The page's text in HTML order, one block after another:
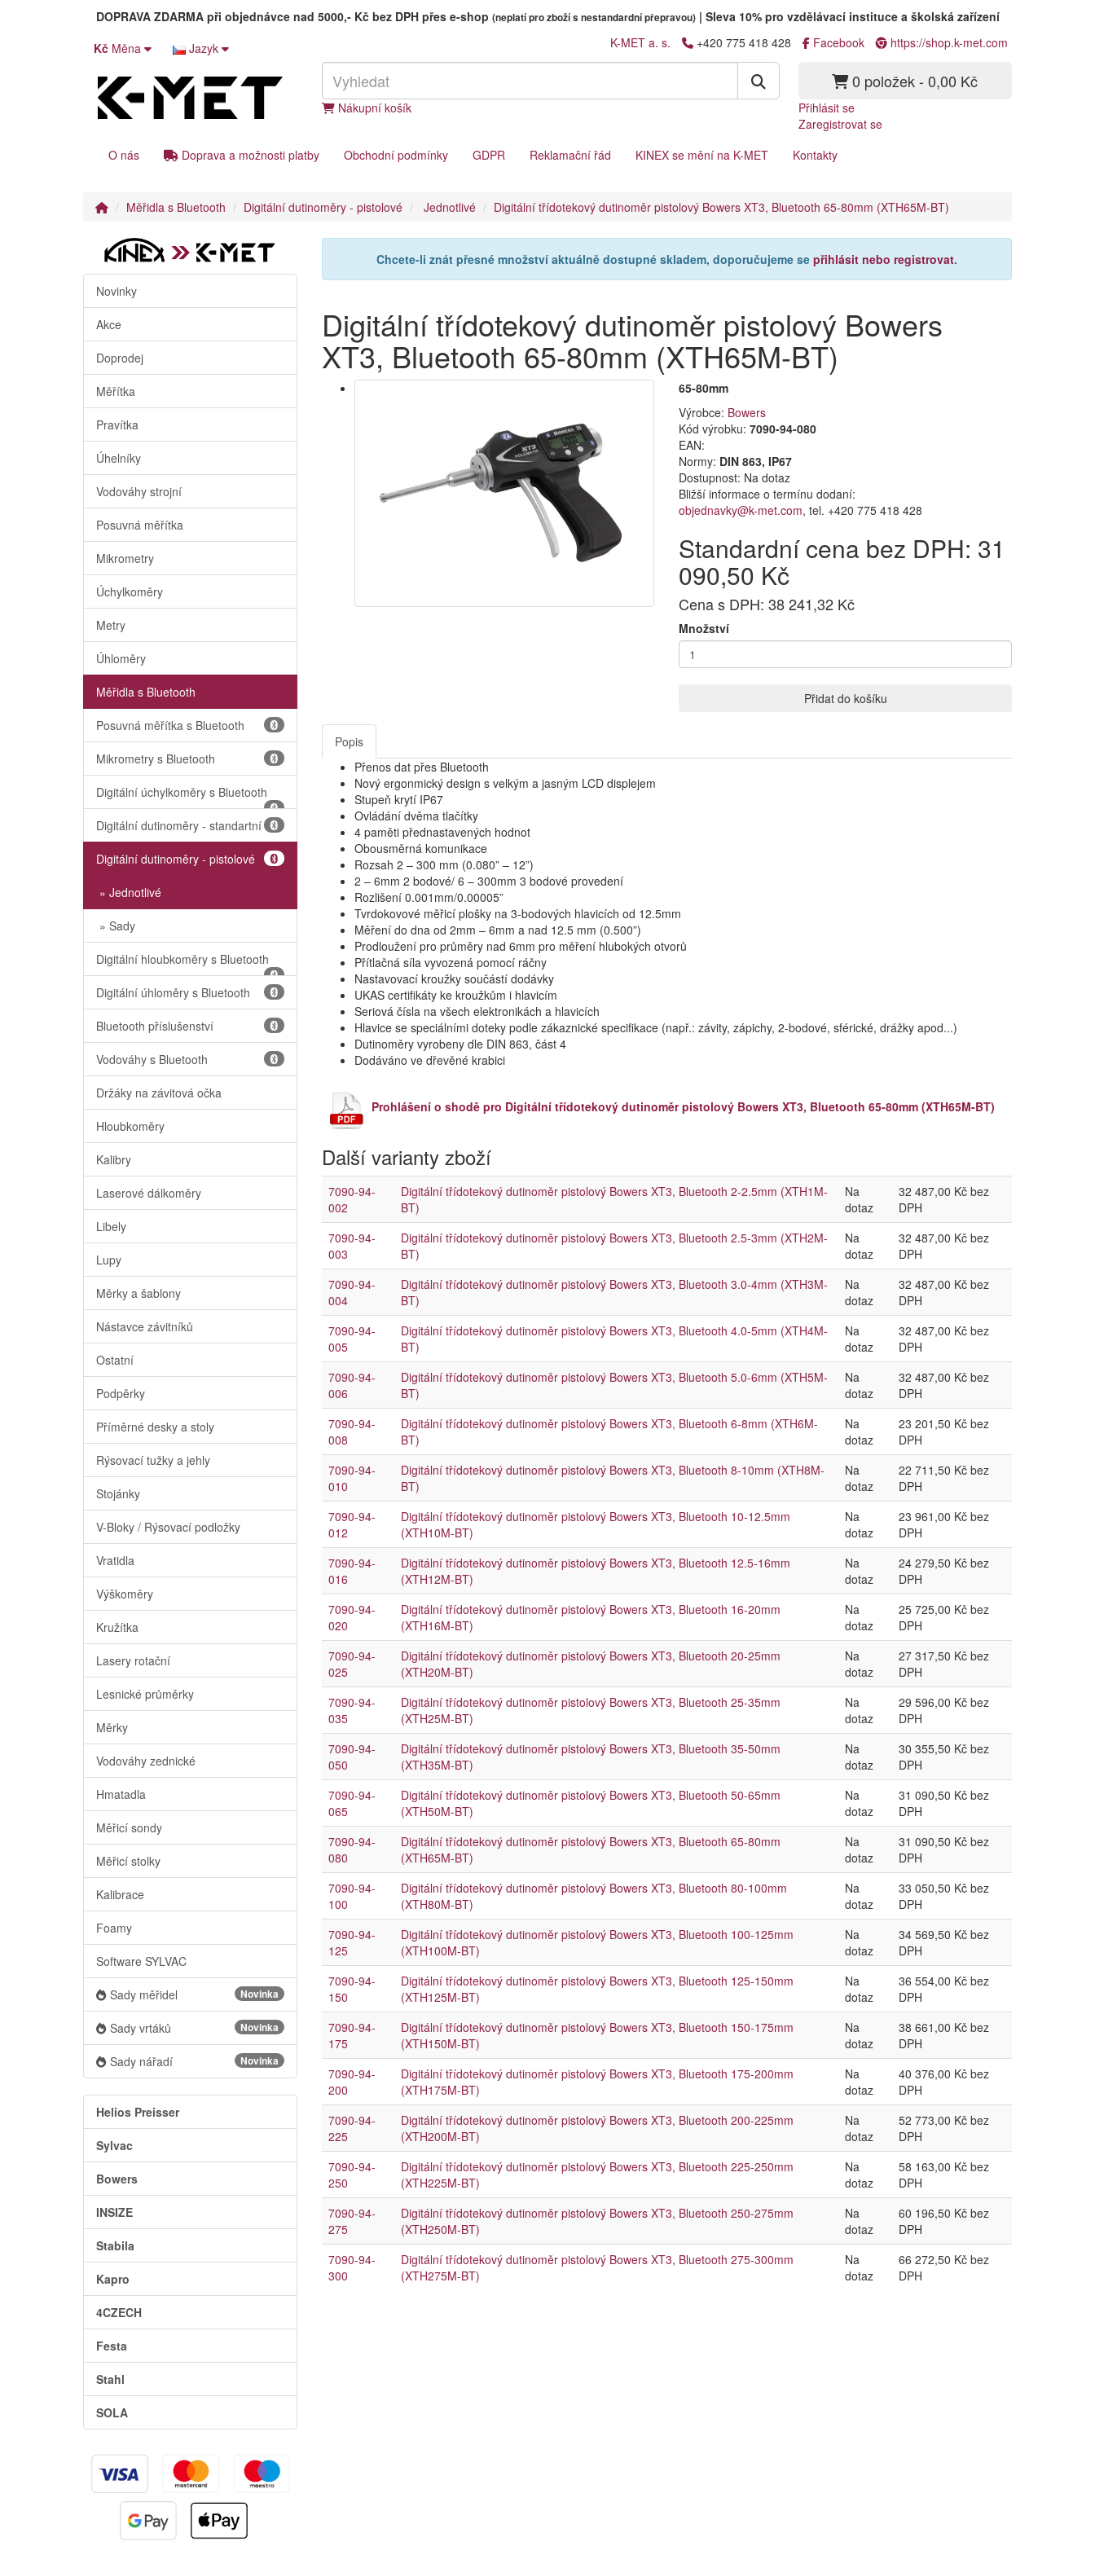
DOPRAVA ZDARMApři objednávce nad 5000,- Kč bez DPH přes e-shop (neplatí pro zboží s nestandardní přepravou)| Sleva 10% pro vzdělávací instituce a školská zařízení
Kč Měna Jazyk K-MET a. s. +420 775 418 428 Facebook https://shop.k-met.com
0 položek - 0,00 Kč
Nákupní košík
Přihlásit se
Zaregistrovat se
O nás
Doprava a možnosti platby Obchodní podmínky GDPR Reklamační řád KINEX se mění na K-MET Kontakty
Měřidla s Bluetooth Digitální dutinoměry - pistolové Jednotlivé Digitální třídotekový dutinoměr pistolový Bowers XT3, Bluetooth 65-80mm (XTH65M-BT)
Novinky
Akce
Doprodej
Měřítka
Pravítka
Úhelníky
Vodováhy strojní
Posuvná měřítka
Mikrometry
Úchylkoměry
Metry
Úhloměry
Měřidla s Bluetooth
Posuvná měřítka s Bluetooth
Mikrometry s Bluetooth
Digitální úchylkoměry s Bluetooth
Digitální dutinoměry - standartní
Digitální dutinoměry - pistolové
» Jednotlivé
» Sady
Digitální hloubkoměry s Bluetooth
Digitální úhloměry s Bluetooth
Bluetooth příslušenství
Vodováhy s Bluetooth
Držáky na závitová očka
Hloubkoměry
Kalibry
Laserové dálkoměry
Libely
Lupy
Měrky a šablony
Nástavce závitníků
Ostatní
Podpěrky
Příměrné desky a stoly
Rýsovací tužky a jehly
Stojánky
V-Bloky / Rýsovací podložky
Vratidla
Výškoměry
Kružítka
Lasery rotační
Lesnické průměrky
Měrky
Vodováhy zednické
Hmatadla
Měřicí sondy
Měřicí stolky
Kalibrace
Foamy
Software SYLVAC
Sady měřidel Novinka
Sady vrtáků Novinka
Sady nářadí Novinka
Helios Preisser
Sylvac
Bowers
INSIZE
Stabila
Kapro
4CZECH
Festa
Stahl
SOLA
Chcete-li znát přesné množství aktuálně dostupné skladem, doporučujeme se přihlásit nebo registrovat.
Digitální třídotekový dutinoměr pistolový Bowers
XT3, Bluetooth 65-80mm (XTH65M-BT)
65-80mm
Výrobce: Bowers
Kód výrobku:7090-94-080
EAN:
Normy: DIN 863, IP67
Dostupnost: Na dotaz
Bližší informace o termínu dodaní:
objednavky@k-met.com, tel. +420 775 418 428
Standardní cena bez DPH: 31
090,50 Kč
Cena s DPH: 38 241,32 Kč
Množství
Přidat do košíku
Popis
Přenos dat přes Bluetooth
Nový ergonmický design s velkým a jasným LCD displejem
Stupeň krytí IP67
Ovládání dvěma tlačítky
4 paměti přednastavených hodnot
Obousměrná komunikace
Rozsah 2 – 300 mm (0.080” – 12”)
2 – 6mm 2 bodové/ 6 – 300mm 3 bodové provedení
Rozlišení 0.001mm/0.00005”
Tvrdokovové měřicí plošky na 3-bodových hlavicích od 12.5mm
Měření do dna od 2mm – 6mm a nad 12.5 mm (0.500”)
Prodloužení pro průměry nad 6mm pro měření hlubokých otvorů
Přítlačná síla vyvozená pomocí ráčny
Nastavovací kroužky součástí dodávky
UKAS certifikáty ke kroužkům i hlavicím
Seriová čísla na všech elektronikách a hlavicích
Hlavice se speciálními doteky podle zákaznické specifikace (např.: závity, zápichy, 2-bodové, sférické, drážky apod...)
Dutinoměry vyrobeny dle DIN 863, část 4
Dodáváno ve dřevěné krabici
Prohlášení o shodě pro Digitální třídotekový dutinoměr pistolový Bowers XT3, Bluetooth 65-80mm (XTH65M-BT)
Další varianty zboží
7090-94-
002
Digitální třídotekový dutinoměr pistolový Bowers XT3, Bluetooth 2-2.5mm (XTH1M-
BT)
Na
dotaz
32 487,00 Kč bez
DPH
7090-94-
003
Digitální třídotekový dutinoměr pistolový Bowers XT3, Bluetooth 2.5-3mm (XTH2M-
BT)
Na
dotaz
32 487,00 Kč bez
DPH
7090-94-
004
Digitální třídotekový dutinoměr pistolový Bowers XT3, Bluetooth 3.0-4mm (XTH3M-
BT)
Na
dotaz
32 487,00 Kč bez
DPH
7090-94-
005
Digitální třídotekový dutinoměr pistolový Bowers XT3, Bluetooth 4.0-5mm (XTH4M-
BT)
Na
dotaz
32 487,00 Kč bez
DPH
7090-94-
006
Digitální třídotekový dutinoměr pistolový Bowers XT3, Bluetooth 5.0-6mm (XTH5M-
BT)
Na
dotaz
32 487,00 Kč bez
DPH
7090-94-
008
Digitální třídotekový dutinoměr pistolový Bowers XT3, Bluetooth 6-8mm (XTH6M-
BT)
Na
dotaz
23 201,50 Kč bez
DPH
7090-94-
010
Digitální třídotekový dutinoměr pistolový Bowers XT3, Bluetooth 8-10mm (XTH8M-
BT)
Na
dotaz
22 711,50 Kč bez
DPH
7090-94-
012
Digitální třídotekový dutinoměr pistolový Bowers XT3, Bluetooth 10-12.5mm
(XTH10M-BT)
Na
dotaz
23 961,00 Kč bez
DPH
7090-94-
016
Digitální třídotekový dutinoměr pistolový Bowers XT3, Bluetooth 12.5-16mm
(XTH12M-BT)
Na
dotaz
24 279,50 Kč bez
DPH
7090-94-
020
Digitální třídotekový dutinoměr pistolový Bowers XT3, Bluetooth 16-20mm
(XTH16M-BT)
Na
dotaz
25 725,00 Kč bez
DPH
7090-94-
025
Digitální třídotekový dutinoměr pistolový Bowers XT3, Bluetooth 20-25mm
(XTH20M-BT)
Na
dotaz
27 317,50 Kč bez
DPH
7090-94-
035
Digitální třídotekový dutinoměr pistolový Bowers XT3, Bluetooth 25-35mm
(XTH25M-BT)
Na
dotaz
29 596,00 Kč bez
DPH
7090-94-
050
Digitální třídotekový dutinoměr pistolový Bowers XT3, Bluetooth 35-50mm
(XTH35M-BT)
Na
dotaz
30 355,50 Kč bez
DPH
7090-94-
065
Digitální třídotekový dutinoměr pistolový Bowers XT3, Bluetooth 50-65mm
(XTH50M-BT)
Na
dotaz
31 090,50 Kč bez
DPH
7090-94-
080
Digitální třídotekový dutinoměr pistolový Bowers XT3, Bluetooth 65-80mm
(XTH65M-BT)
Na
dotaz
31 090,50 Kč bez
DPH
7090-94-
100
Digitální třídotekový dutinoměr pistolový Bowers XT3, Bluetooth 80-100mm
(XTH80M-BT)
Na
dotaz
33 050,50 Kč bez
DPH
7090-94-
125
Digitální třídotekový dutinoměr pistolový Bowers XT3, Bluetooth 100-125mm
(XTH100M-BT)
Na
dotaz
34 569,50 Kč bez
DPH
7090-94-
150
Digitální třídotekový dutinoměr pistolový Bowers XT3, Bluetooth 125-150mm
(XTH125M-BT)
Na
dotaz
36 554,00 Kč bez
DPH
7090-94-
175
Digitální třídotekový dutinoměr pistolový Bowers XT3, Bluetooth 150-175mm
(XTH150M-BT)
Na
dotaz
38 661,00 Kč bez
DPH
7090-94-
200
Digitální třídotekový dutinoměr pistolový Bowers XT3, Bluetooth 175-200mm
(XTH175M-BT)
Na
dotaz
40 376,00 Kč bez
DPH
7090-94-
225
Digitální třídotekový dutinoměr pistolový Bowers XT3, Bluetooth 200-225mm
(XTH200M-BT)
Na
dotaz
52 773,00 Kč bez
DPH
7090-94-
250
Digitální třídotekový dutinoměr pistolový Bowers XT3, Bluetooth 225-250mm
(XTH225M-BT)
Na
dotaz
58 163,00 Kč bez
DPH
7090-94-
275
Digitální třídotekový dutinoměr pistolový Bowers XT3, Bluetooth 250-275mm
(XTH250M-BT)
Na
dotaz
60 196,50 Kč bez
DPH
7090-94-
300
Digitální třídotekový dutinoměr pistolový Bowers XT3, Bluetooth 275-300mm
(XTH275M-BT)
Na
dotaz
66 272,50 Kč bez
DPH